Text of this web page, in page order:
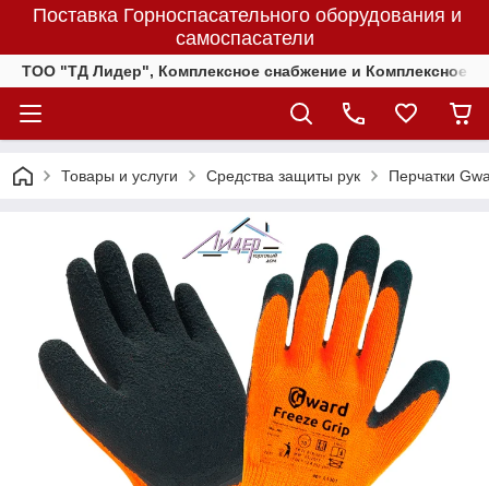
Поставка Горноспасательного оборудования и
самоспасатели
ТОО "ТД Лидер", Комплексное снабжение и Комплексное
Товары и услуги Средства защиты рук Перчатки